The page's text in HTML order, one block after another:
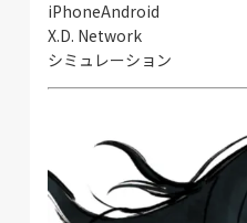
iPhoneAndroid
X.D. Network
シミュレーション